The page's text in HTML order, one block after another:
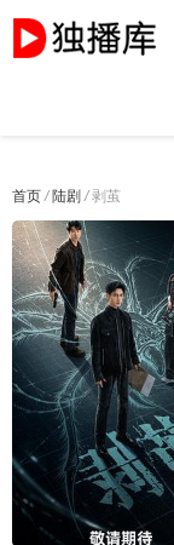
首页 / 陆剧 / 剥茧